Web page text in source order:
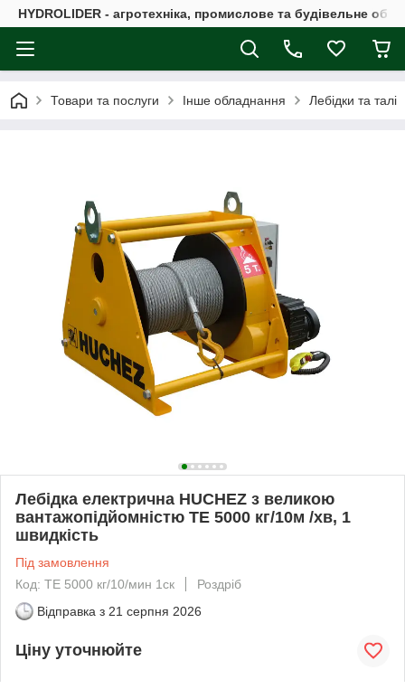
HYDROLIDER - агротехніка, промислове та будівельне
Товари та послуги Інше обладнання Лебідки та талі
Лебідка електрична HUCHEZ з великою
вантажопідйомністю TE 5000 кг/10м /хв, 1
швидкість
Під замовлення
Код: TE 5000 кг/10/мин 1ск
Роздріб
Відправка з 21 серпня 2026
Ціну уточнюйте